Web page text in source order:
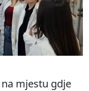
mjestu gdje